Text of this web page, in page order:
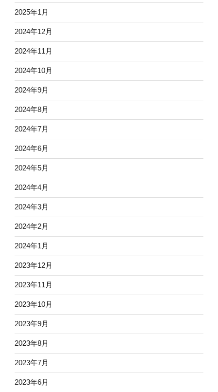
2025年1月
2024年12月
2024年11月
2024年10月
2024年9月
2024年8月
2024年7月
2024年6月
2024年5月
2024年4月
2024年3月
2024年2月
2024年1月
2023年12月
2023年11月
2023年10月
2023年9月
2023年8月
2023年7月
2023年6月